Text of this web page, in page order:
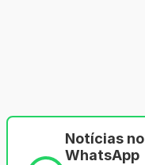
Notícias no
WhatsApp